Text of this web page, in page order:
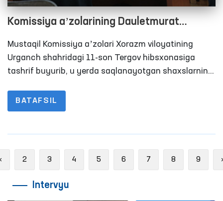
Komissiya aʼzolarining Dauletmurat
Tajimuratov bilan uchrashuvida nimalar
ochiqlandi?
Mustaqil Komissiya aʼzolari Xorazm viloyatining
Urganch shahridagi 11-son Tergov hibsxonasiga
tashrif buyurib, u yerda saqlanayotgan shaxslarning
hamda advokatlar va yaqin qarindoshlari bilan qisqa
muddatli uchrashuv xonalardagi sharoitlar
BATAFSIL
Previous
2 3 4 5 6 7 8 9
Intervyu